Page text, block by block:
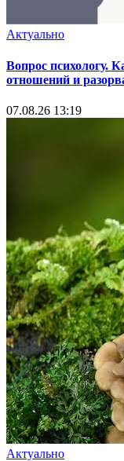
Актуально
Вопрос психологу.
отношений и
07.08.26 13:19
Актуально